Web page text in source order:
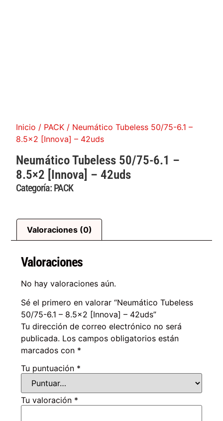
Inicio / PACK / Neumático Tubeless 50/75-6.1 –
8.5×2 [Innova] – 42uds
Neumático Tubeless 50/75-6.1 –
8.5×2 [Innova] – 42uds
Categoría: PACK
Valoraciones (0)
Valoraciones
No hay valoraciones aún.
Sé el primero en valorar “Neumático Tubeless
50/75-6.1 – 8.5×2 [Innova] – 42uds”
Tu dirección de correo electrónico no será
publicada. Los campos obligatorios están
marcados con *
Tu puntuación *
Tu valoración *